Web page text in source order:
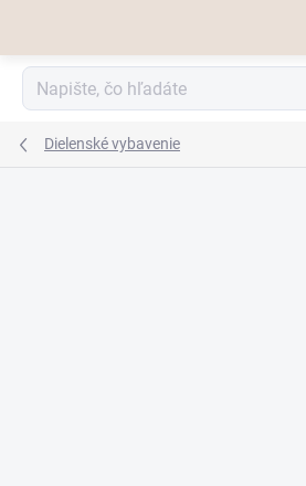
Dielenské vybavenie